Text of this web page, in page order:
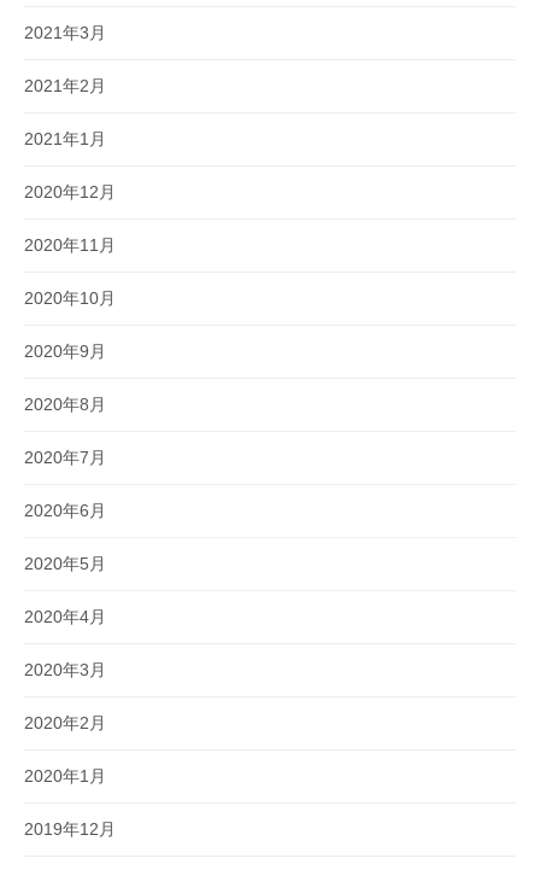
2021年3月
2021年2月
2021年1月
2020年12月
2020年11月
2020年10月
2020年9月
2020年8月
2020年7月
2020年6月
2020年5月
2020年4月
2020年3月
2020年2月
2020年1月
2019年12月